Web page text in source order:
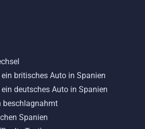
ein britisches Auto in Spanien
ein deutsches Auto in Spanien
beschlagnahmt
Spanien